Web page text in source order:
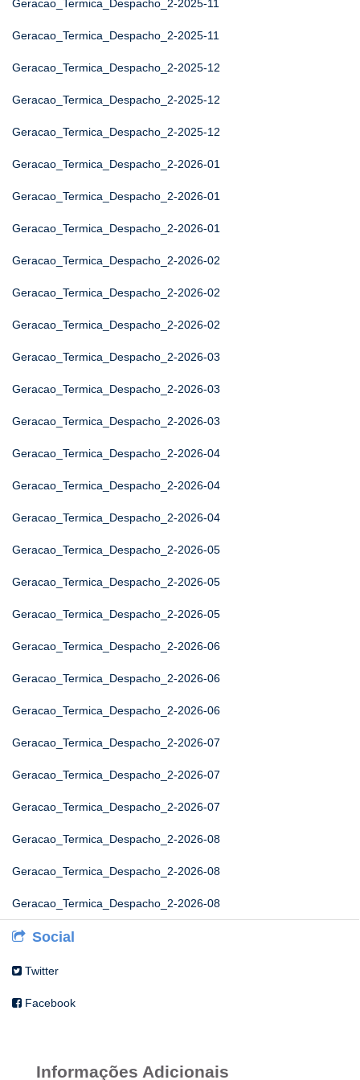
Geracao_Termica_Despacho_2-2025-11
Geracao_Termica_Despacho_2-2025-11
Geracao_Termica_Despacho_2-2025-12
Geracao_Termica_Despacho_2-2025-12
Geracao_Termica_Despacho_2-2025-12
Geracao_Termica_Despacho_2-2026-01
Geracao_Termica_Despacho_2-2026-01
Geracao_Termica_Despacho_2-2026-01
Geracao_Termica_Despacho_2-2026-02
Geracao_Termica_Despacho_2-2026-02
Geracao_Termica_Despacho_2-2026-02
Geracao_Termica_Despacho_2-2026-03
Geracao_Termica_Despacho_2-2026-03
Geracao_Termica_Despacho_2-2026-03
Geracao_Termica_Despacho_2-2026-04
Geracao_Termica_Despacho_2-2026-04
Geracao_Termica_Despacho_2-2026-04
Geracao_Termica_Despacho_2-2026-05
Geracao_Termica_Despacho_2-2026-05
Geracao_Termica_Despacho_2-2026-05
Geracao_Termica_Despacho_2-2026-06
Geracao_Termica_Despacho_2-2026-06
Geracao_Termica_Despacho_2-2026-06
Geracao_Termica_Despacho_2-2026-07
Geracao_Termica_Despacho_2-2026-07
Geracao_Termica_Despacho_2-2026-07
Geracao_Termica_Despacho_2-2026-08
Geracao_Termica_Despacho_2-2026-08
Geracao_Termica_Despacho_2-2026-08
Social
Twitter
Facebook
Informações Adicionais